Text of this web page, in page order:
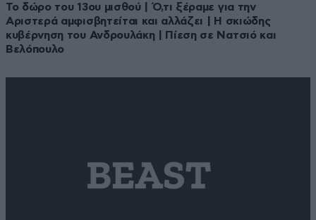
Το δώρο του 13ου μισθού | Ό,τι ξέραμε για την
Αριστερά αμφισβητείται και αλλάζει | Η σκιώδης
κυβέρνηση του Ανδρουλάκη | Πίεση σε Νατσιό και
Βελόπουλο